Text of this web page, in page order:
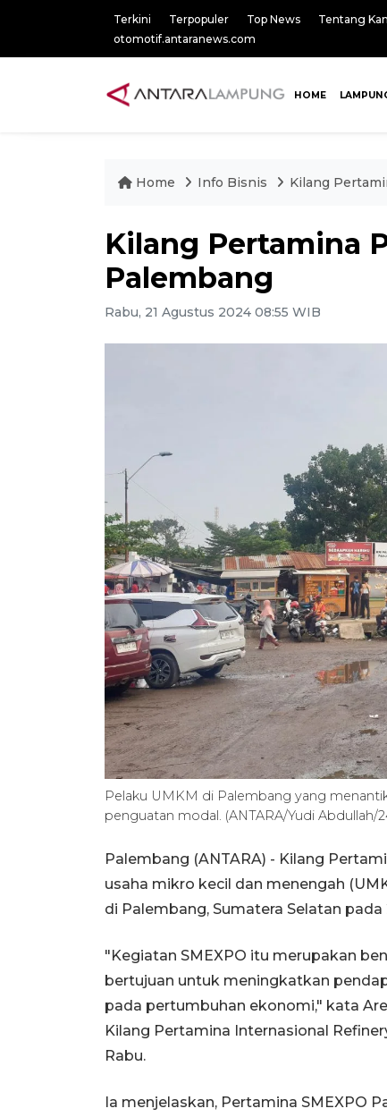
Terkini Terpopuler Top News Tentang
otomotif.antaranews.com
HOME
Home Info Bisnis Kilang
Kilang Pertamina
Palembang
Rabu, 21 Agustus 2024 08:55 WIB
Pelaku UMKM di Palembang yang
penguatan modal. (ANTARA/Yudi Abdullah/
Palembang (ANTARA) - Kilang
usaha mikro kecil dan menengah
di Palembang, Sumatera Selatan
"Kegiatan SMEXPO itu merupakan
bertujuan untuk meningkatkan
pada pertumbuhan ekonomi," kata
Kilang Pertamina Internasional
Rabu.
Ia menjelaskan, Pertamina SMEXPO